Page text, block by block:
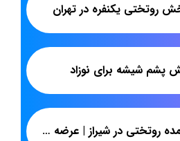
روتختی یکنفره در تهران
پشم شیشه برای نوزاد
فروش عمده روتختی در شیراز | عرضه انواع روتختی سه بعدی چهل تکه | پاندا